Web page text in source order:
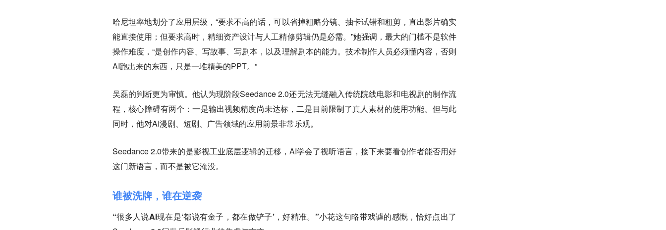
哈尼坦率地划分了应用层级，“要求不高的话，可以省掉粗略分镜、抽卡试错和粗剪，直出影片确实
能直接使用；但要求高时，精细资产设计与人工精修剪辑仍是必需。”她强调，最大的门槛不是软件
操作难度，“是创作内容、写故事、写剧本，以及理解剧本的能力。技术制作人员必须懂内容，否则
AI跑出来的东西，只是一堆精美的PPT。”
吴磊的判断更为审慎。他认为现阶段Seedance 2.0还无法无缝融入传统院线电影和电视剧的制作流
程，核心障碍有两个：一是输出视频精度尚未达标，二是目前限制了真人素材的使用功能。 但与此
同时，他对AI漫剧、短剧、广告领域的应用前景非常乐观。
Seedance 2.0带来的是影视工业底层逻辑的迁移，AI学会了视听语言，接下来要看创作者能否用好
这门新语言，而不是被它淹没。
谁被洗牌，谁在逆袭
“很多人说AI现在是‘都说有金子，都在做铲子’，好精准。”小花这句略带戏谑的感慨，恰好点出了